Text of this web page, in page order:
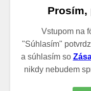
Vstupom na
"Súhlasím"
a súhlasím so
nikdy nebudem